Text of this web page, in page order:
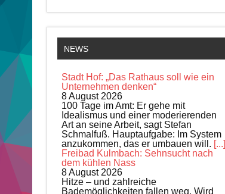
NEWS
Stadt Hof: „Das Rathaus soll wie ein
Unternehmen denken“
8 August 2026
100 Tage im Amt: Er gehe mit
Idealismus und einer moderierenden
Art an seine Arbeit, sagt Stefan
Schmalfuß. Hauptaufgabe: Im System
anzukommen, das er umbauen will. [...]
Freibad Kulmbach: Sehnsucht nach
dem kühlen Nass
8 August 2026
Hitze – und zahlreiche
Bademöglichkeiten fallen weg. Wird